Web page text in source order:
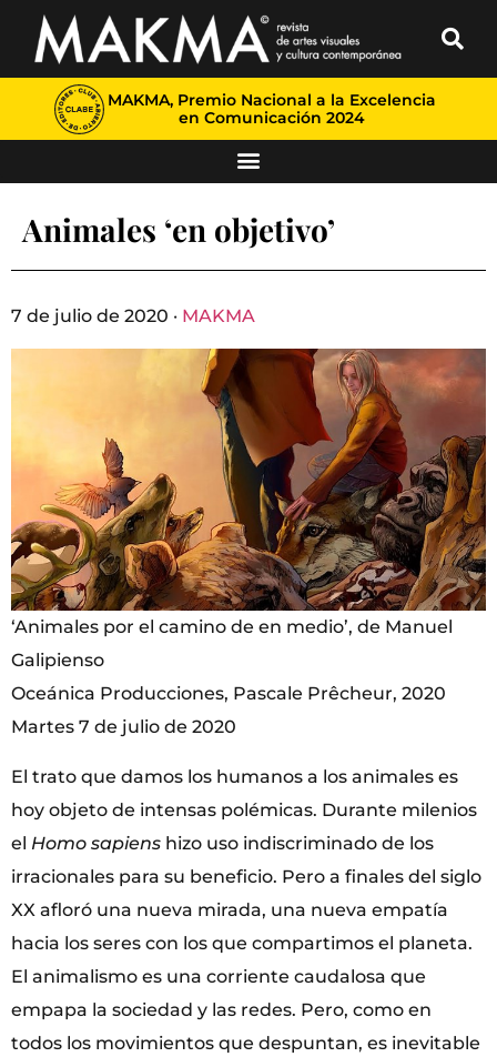
MAKMA, Premio Nacional a la Excelencia
en Comunicación 2024
Animales ‘en objetivo’
7 de julio de 2020 · MAKMA
‘Animales por el camino de en medio’, de Manuel
Galipienso
Oceánica Producciones, Pascale Prêcheur, 2020
Martes 7 de julio de 2020
El trato que damos los humanos a los animales es
hoy objeto de intensas polémicas. Durante milenios
el Homo sapiens hizo uso indiscriminado de los
irracionales para su beneficio. Pero a finales del siglo
XX afloró una nueva mirada, una nueva empatía
hacia los seres con los que compartimos el planeta.
El animalismo es una corriente caudalosa que
empapa la sociedad y las redes. Pero, como en
todos los movimientos que despuntan, es inevitable